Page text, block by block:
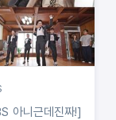
아니근데진짜!]